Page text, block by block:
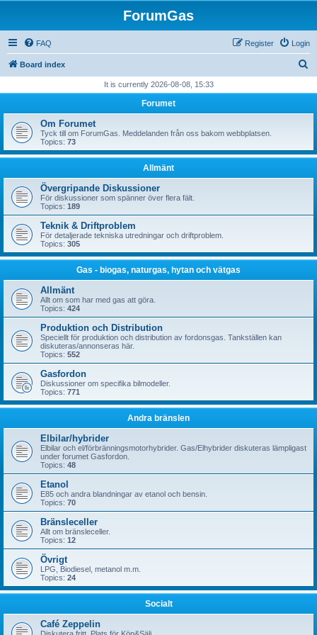
ForumGas
FAQ Login
Register
Board index
r
h
It is currently 2026-08-08, 15:33
Forumet
Om Forumet
Tyck till om ForumGas. Meddelanden från oss bakom webbplatsen.
Topics: 73
Allmänt
Övergripande Diskussioner
För diskussioner som spänner över flera fält.
Topics: 189
Teknik & Driftproblem
För detaljerade tekniska utredningar och driftproblem.
Topics: 305
Gas - biogas, naturgas, hytan och vätgas
Allmänt
Allt om som har med gas att göra.
Topics: 424
Produktion och Distribution
Speciellt för produktion och distribution av fordonsgas. Tankställen kan
diskuteras/annonseras här.
Topics: 552
Gasfordon
Diskussioner om specifika bilmodeller.
Topics: 771
Andra bränslen
Elbilar/hybrider
Elbilar och el/förbränningsmotorhybrider. Gas/Elhybrider diskuteras lämpligast
under forumet Gasfordon.
Topics: 48
Etanol
E85 och andra blandningar av etanol och bensin.
Topics: 70
Bränsleceller
Allt om bränsleceller.
Topics: 12
Övrigt
LPG, Biodiesel, metanol m.m.
Topics: 24
Socialt
Café Zeppelin